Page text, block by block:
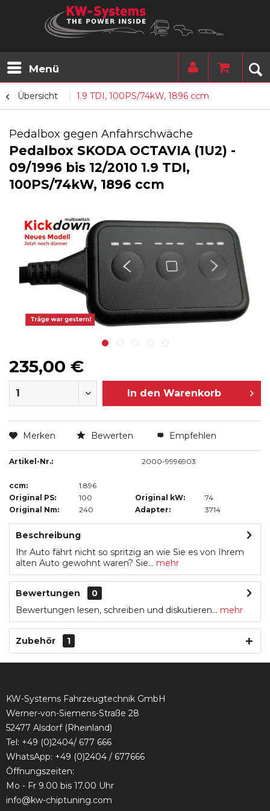
Menü
Übersicht 1.9 TDI, 100PS/74kW, 1896 ccm
Pedalbox gegen Anfahrschwäche
Pedalbox SKODA OCTAVIA (1U2) -
09/1996 bis 12/2010 1.9 TDI,
100PS/74kW, 1896 ccm
235,00 €
In den Warenkorb
Merken Bewerten Empfehlen
Artikel-Nr.: 2000-9996903
ccm:
1.896
Original PS:
100 Original kW:
74
Original Nm:
240 Adapter: 3714
Beschreibung
Ihr Auto fährt nicht so spritzig an wie Sie es von Ihrem
alten Auto gewohnt waren? Sie... mehr
Bewertungen
0
Bewertungen lesen, schreiben und diskutieren... mehr
Zubehör 1
KW-Systems Fahrzeugtechnik GmbH
Werner-von-Siemens-Straße 28
52477 Alsdorf (Rheinland)
Tel: +49 (0)2404/ 677 666
WhatsApp: +49 (0)2404 / 677666
Öffnungszeiten:
Mo - Fr 9.00 bis 17.00 Uhr
info@kw-chiptuning.com